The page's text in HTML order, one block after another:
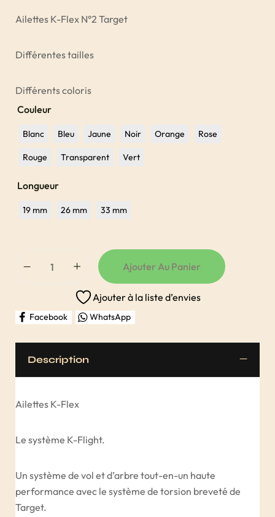
Ailettes K-Flex N°2 Target
Différentes tailles
Différents coloris
Couleur
Blanc Bleu Jaune Noir Orange Rose
Rouge Transparent Vert
Longueur
19 mm 26 mm 33 mm
Ajouter Au Panier
Ajouter à la liste d’envies
Facebook WhatsApp
Description
Ailettes K-Flex
Le système K-Flight.
Un système de vol et d’arbre tout-en-un haute
performance avec le système de torsion breveté de
Target.